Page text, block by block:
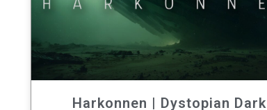
Harkonnen | Dystopian Dark